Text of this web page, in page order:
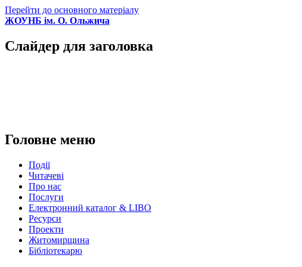
Перейти до основного матеріалу
ЖОУНБ ім. О. Ольжича
Слайдер для заголовка
Головне меню
Події
Читачеві
Про нас
Послуги
Електронний каталог & LIBO
Ресурси
Проекти
Житомирщина
Бібліотекарю